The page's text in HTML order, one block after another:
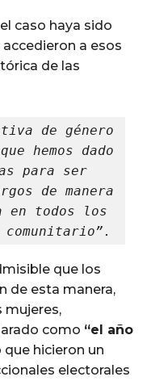
caso haya sido
a esos
de las
de género
hemos dado
para ser
de manera
todos los
que los
de esta manera,
mujeres,
como “el año
que hicieron un
electorales